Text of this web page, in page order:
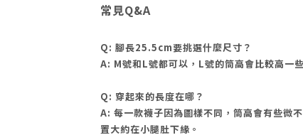
常見Q&A
Q: 腳長25.5cm要挑選什麼尺寸？
A: M號和L號都可以，L號的筒高會比較高一些
Q: 穿起來的長度在哪？
A: 每一款襪子因為圖樣不同，筒高會有些微不
置大約在小腿肚下緣。